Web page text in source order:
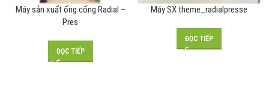
Máy sản xuất ống cống Radial –
Pres
ĐỌC TIẾP
Máy SX theme_radialpresse
ĐỌC TIẾP